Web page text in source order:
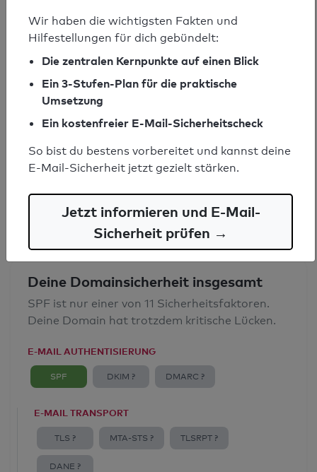
SPF-Check nicht
bestanden
Ihr SPF-Record Prüfergebnis
SPF-Record gefunden
Syntaxprüfung: 1 Fehler
E-Mail-Spoofingschutz: Mangelhaft
Deine Domainsicherheit insgesamt
SPF ist nur einer von 11 Sicherheitsfaktoren.
Deine Domain hat trotzdem kritische Lücken.
E-MAIL AUTHENTISIERUNG
SPF DKIM ? DMARC ?
E-MAIL TRANSPORT
TLS ? MTA-STS ? TLSRPT ?
DANE ?
Wir haben die wichtigsten Fakten und
Hilfestellungen für dich gebündelt:
Die zentralen Kernpunkte auf einen Blick
Ein 3-Stufen-Plan für die praktische
Umsetzung
Ein kostenfreier E-Mail-Sicherheitscheck
So bist du bestens vorbereitet und kannst deine
E-Mail-Sicherheit jetzt gezielt stärken.
Jetzt informieren und E-Mail-
Sicherheit prüfen →